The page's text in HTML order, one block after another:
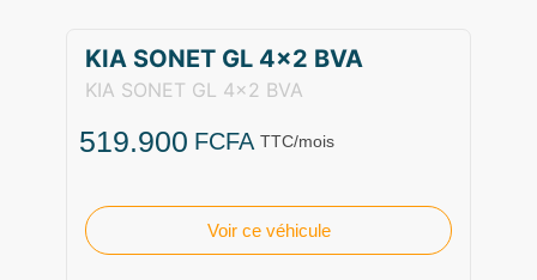
KIA SONET GL 4×2 BVA
KIA SONET GL 4x2 BVA
519.900 FCFA TTC/mois
Voir ce véhicule